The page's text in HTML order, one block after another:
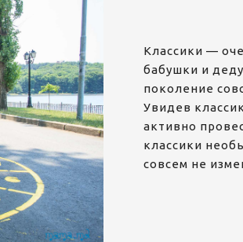
Классики —
бабушки и
поколение
Увидев
активно
классики
совсем не